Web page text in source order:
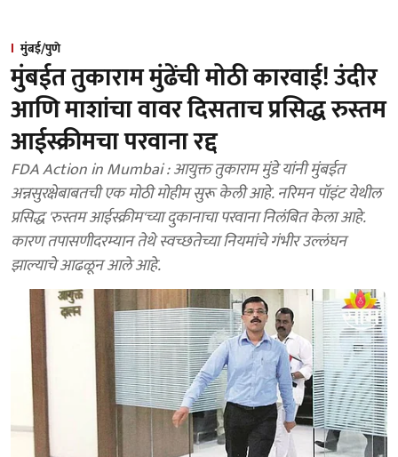
मुंबई/पुणे
मुंबईत तुकाराम मुंढेंची मोठी कारवाई! उंदीर
आणि माशांचा वावर दिसताच प्रसिद्ध रुस्तम
आईस्क्रीमचा परवाना रद्द
FDA Action in Mumbai : आयुक्त तुकाराम मुंडे यांनी मुंबईत
अन्नसुरक्षेबाबतची एक मोठी मोहीम सुरू केली आहे. नरिमन पॉइंट येथील
प्रसिद्ध 'रुस्तम आईस्क्रीम'च्या दुकानाचा परवाना निलंबित केला आहे.
कारण तपासणीदरम्यान तेथे स्वच्छतेच्या नियमांचे गंभीर उल्लंघन
झाल्याचे आढळून आले आहे.